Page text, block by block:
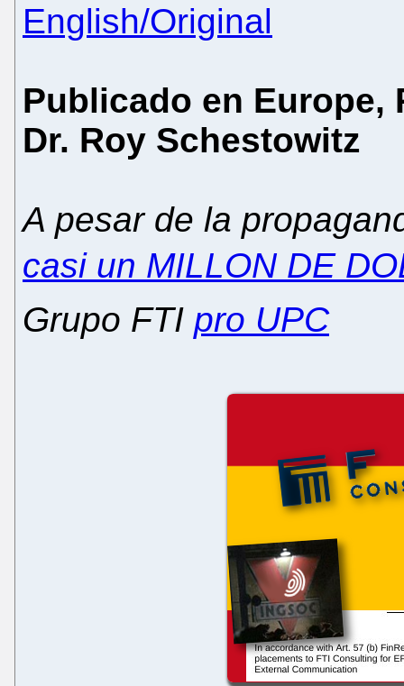
English/Original
Publicado en Europe,
Dr. Roy Schestowitz
A pesar de la
casi un MILLON DE
Grupo FTI pro UPC